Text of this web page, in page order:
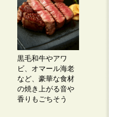
黒毛和牛やアワ
ビ、オマール海老
など、豪華な食材
の焼き上がる音や
香りもごちそう